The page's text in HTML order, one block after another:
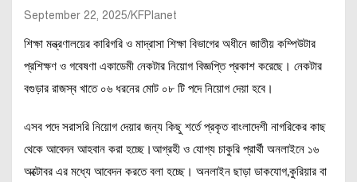
September 22, 2025 KFPlanet
শিক্ষা মন্ত্রণালয়ের কারিগরি ও মাদ্রাসা শিক্ষা বিভাগের অধীনে জাতীয় কম্পিউটার
প্রশিক্ষণ ও গবেষণা একাডেমী নেকটার নিয়োগ বিজ্ঞপ্তি প্রকাশ করেছে। নেকটার
বগুড়ার রাজস্ব খাতে ০৬ ধরনের মোট ০৮ টি পদে নিয়োগ দেয়া হবে।
এসব পদে সরাসরি নিয়োগ দেয়ার জন্য কিছু শর্তে প্রকৃত বাংলাদেশী নাগরিকের কাছ
থেকে আবেদন আহবান করা হচ্ছে।আগ্রহী ও যোগ্য চাকুরি প্রার্থী অনলাইনে ১৬
অক্টোবর এর মধ্যে আবেদন করতে বলা হচ্ছে। অনলাইন ছাড়া ডাকযোগ,কুরিয়ার বা